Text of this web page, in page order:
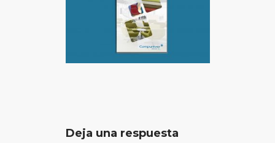
Deja una respuesta